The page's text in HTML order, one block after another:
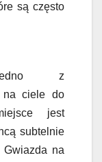
są często
z
na ciele do
jest
subtelnie
Gwiazda na